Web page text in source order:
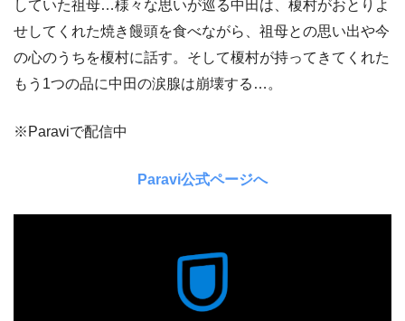
していた祖母…様々な思いが巡る中田は、榎村がおとりよ
せしてくれた焼き饅頭を食べながら、祖母との思い出や今
の心のうちを榎村に話す。そして榎村が持ってきてくれた
もう1つの品に中田の涙腺は崩壊する…。
※Paraviで配信中
Paravi公式ページへ